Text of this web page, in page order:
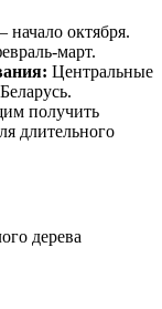
начало октября.
март.
Центральные
получить
длительного
дерева